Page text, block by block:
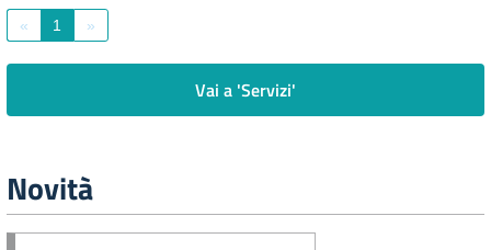
« 1 »
Vai a 'Servizi'
Novità